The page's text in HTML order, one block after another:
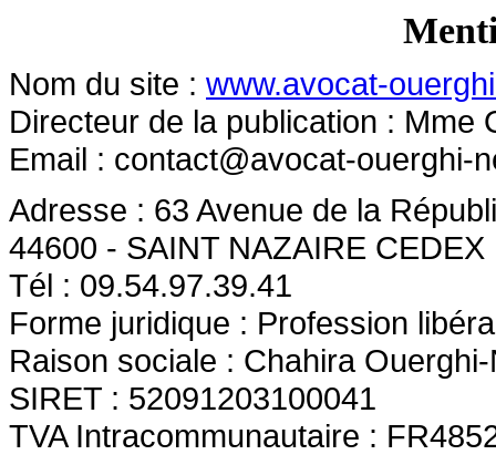
Nom du site : www.avocat-
Directeur de la publication : Mme
Email : contact@avocat-ouerghi-
Adresse : 63 Avenue de la
44600 - SAINT NAZAIRE CEDEX
Tél : 09.54.97.39.41
Forme juridique : Profession
Raison sociale : Chahira
SIRET : 52091203100041
TVA Intracommunautaire :